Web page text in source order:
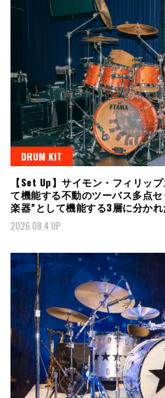
DRUM KIT
【Set Up】サイモン・フィリッ
て機能する不動のツーバス多点
楽器”として機能する3層に分か
2026.08.4 UP